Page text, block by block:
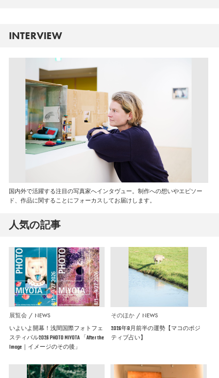
INTERVIEW
国内外で活躍する注目の写真家へインタヴュー。制作への想いやエピソー
ド、作品に関することにフォーカスしてお届けします。
人気の記事
展覧会 NEWS
いよいよ開幕！浅間国際フォトフェ
スティバル2026 PHOTO MIYOTA 「After the
Image｜イメージのその後」
そのほか NEWS
2026年8月前半の運勢【マコのポジ
ティブ占い】